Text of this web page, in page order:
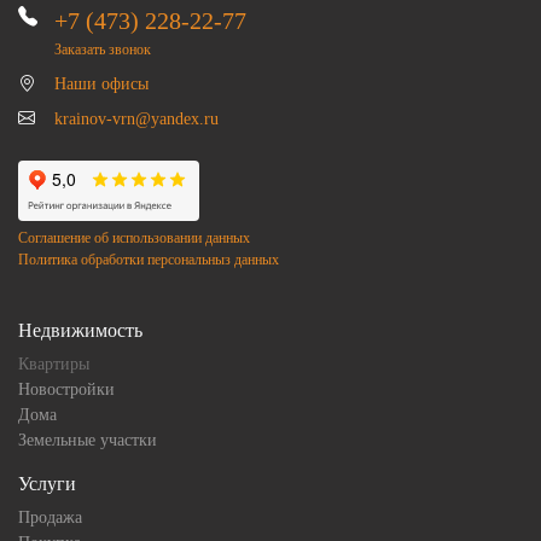
+7 (473) 228-22-77
Заказать звонок
Наши офисы
krainov-vrn@yandex.ru
Соглашение об использовании данных
Политика обработки персональныз данных
Недвижимость
Квартиры
Новостройки
Дома
Земельные участки
Услуги
Продажа